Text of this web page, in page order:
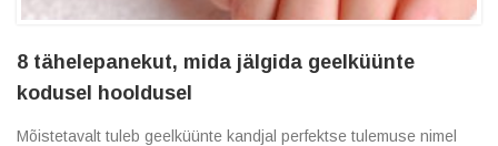
8 tähelepanekut, mida jälgida geelküünte
kodusel hooldusel
Mõistetavalt tuleb geelküünte kandjal perfektse tulemuse nimel